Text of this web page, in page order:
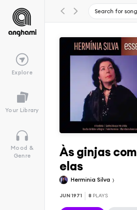
Explore
Your Library
Mood &
Genre
Às ginjas com
elas
Herminia Silva
JUN 1971 8 PLAYS